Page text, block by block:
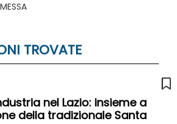
TROVATE
nel Lazio: insieme a
della tradizionale Santa